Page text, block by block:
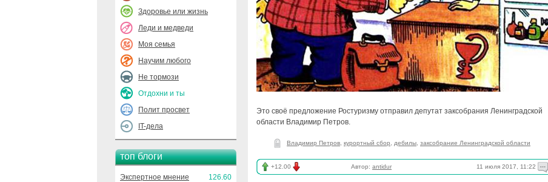
Здоровье или жизнь
Леди и медведи
Моя семья
Научим любого
Не тормози
Отдохни и ты
Полит просвет
IT-дела
топ блоги
Экспертное мнение
126.60
Это своё предложение Ростуризму отправил депутат заксобрания Ленинградской
области Владимир Петров.
Владимир Петров курортный сбор дебилы заксобрание Ленинградской области
+12.00 Автор: antidur 11 июля 2017, 11:22